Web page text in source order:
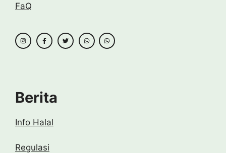
FaQ
Berita
Info Halal
Regulasi